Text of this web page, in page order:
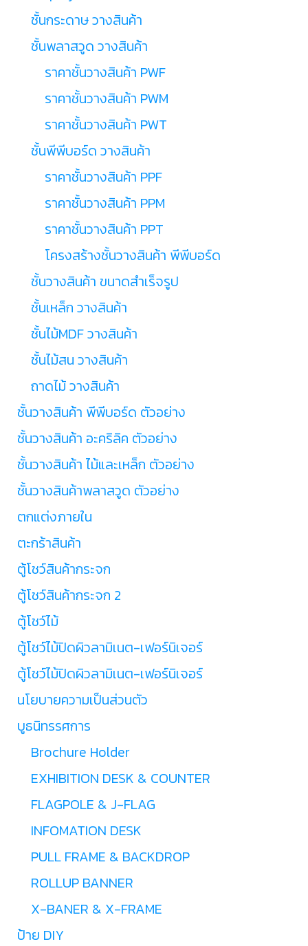
ชั้นกระดาษ วางสินค้า
ชั้นพลาสวูด วางสินค้า
ราคาชั้นวางสินค้า PWF
ราคาชั้นวางสินค้า PWM
ราคาชั้นวางสินค้า PWT
ชั้นพีพีบอร์ด วางสินค้า
ราคาชั้นวางสินค้า PPF
ราคาชั้นวางสินค้า PPM
ราคาชั้นวางสินค้า PPT
โครงสร้างชั้นวางสินค้า พีพีบอร์ด
ชั้นวางสินค้า ขนาดสำเร็จรูป
ชั้นเหล็ก วางสินค้า
ชั้นไม้MDF วางสินค้า
ชั้นไม้สน วางสินค้า
ถาดไม้ วางสินค้า
ชั้นวางสินค้า พีพีบอร์ด ตัวอย่าง
ชั้นวางสินค้า อะคริลิค ตัวอย่าง
ชั้นวางสินค้า ไม้และเหล็ก ตัวอย่าง
ชั้นวางสินค้าพลาสวูด ตัวอย่าง
ตกแต่งภายใน
ตะกร้าสินค้า
ตู้โชว์สินค้ากระจก
ตู้โชว์สินค้ากระจก 2
ตู้โชว์ไม้
ตู้โชว์ไม้ปิดผิวลามิเนต-เฟอร์นิเจอร์
ตู้โชว์ไม้ปิดผิวลามิเนต-เฟอร์นิเจอร์
นโยบายความเป็นส่วนตัว
บูธนิทรรศการ
Brochure Holder
EXHIBITION DESK & COUNTER
FLAGPOLE & J-FLAG
INFOMATION DESK
PULL FRAME & BACKDROP
ROLLUP BANNER
X-BANER & X-FRAME
ป้าย DIY